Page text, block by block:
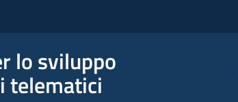
lo sviluppo
telematici